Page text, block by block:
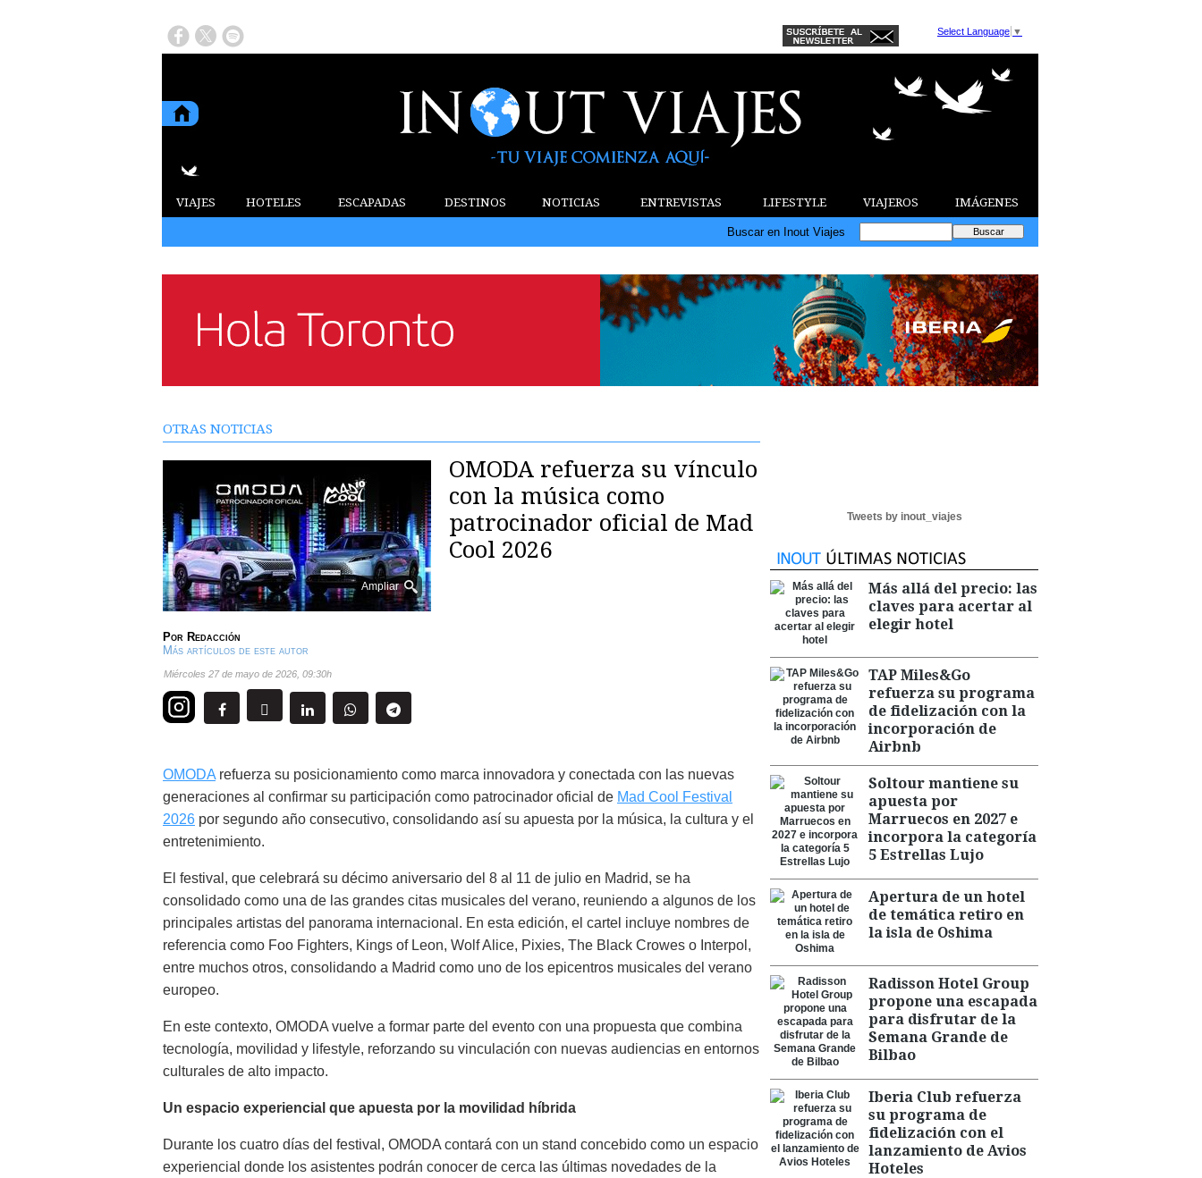
Select Language ▼
VIAJES HOTELES ESCAPADAS DESTINOS NOTICIAS ENTREVISTAS LIFESTYLE VIAJEROS IMÁGENES
Buscar en Inout Viajes
OTRAS NOTICIAS
Ampliar
OMODA refuerza su vínculo
con la música como
patrocinador oficial de Mad
Cool 2026
Por Redacción
Más artículos de este autor
miércoles 27 de mayo de 2026 09:30h
OMODA refuerza su posicionamiento como marca innovadora y conectada con las nuevas
generaciones al confirmar su participación como patrocinador oficial de Mad Cool Festival
2026 por segundo año consecutivo, consolidando así su apuesta por la música, la cultura y el
entretenimiento.
El festival, que celebrará su décimo aniversario del 8 al 11 de julio en Madrid, se ha
consolidado como una de las grandes citas musicales del verano, reuniendo a algunos de los
principales artistas del panorama internacional. En esta edición, el cartel incluye nombres de
referencia como Foo Fighters, Kings of Leon, Wolf Alice, Pixies, The Black Crowes o Interpol,
entre muchos otros, consolidando a Madrid como uno de los epicentros musicales del verano
europeo.
En este contexto, OMODA vuelve a formar parte del evento con una propuesta que combina
tecnología, movilidad y lifestyle, reforzando su vinculación con nuevas audiencias en entornos
culturales de alto impacto.
Un espacio experiencial que apuesta por la movilidad híbrida
Durante los cuatro días del festival, OMODA contará con un stand concebido como un espacio
experiencial donde los asistentes podrán conocer de cerca las últimas novedades de la
Tweets by inout_viajes
Más allá del precio: las
claves para acertar al
elegir hotel
TAP Miles&Go
refuerza su programa
de fidelización con la
incorporación de
Airbnb
Soltour mantiene su
apuesta por
Marruecos en 2027 e
incorpora la categoría
5 Estrellas Lujo
Apertura de un hotel
de temática retiro en
la isla de Oshima
Radisson Hotel Group
propone una escapada
para disfrutar de la
Semana Grande de
Bilbao
Iberia Club refuerza
su programa de
fidelización con el
lanzamiento de Avios
Hoteles